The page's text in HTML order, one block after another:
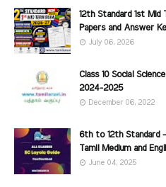
12th Standard 1st
Papers and Answer
July 06, 2026
Class 10 Social
2024-2025
December 06, 2022
6th to 12th Standard
Tamil Medium and
June 04, 2025